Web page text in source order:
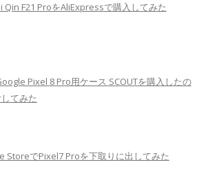
Qin F21 ProをAliExpressで購入してみた
Pixel 8 Pro用ケース SCOUTを購入したの
てみた
StoreでPixel7 Proを下取りに出してみた